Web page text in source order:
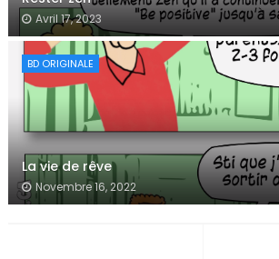
Avril 17, 2023
BD ORIGINALE
La vie de rêve
Novembre 16, 2022